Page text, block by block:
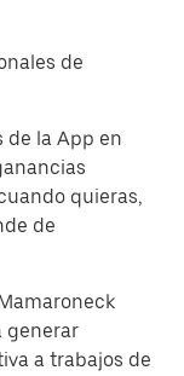
de
de la App en
quieras,
de
generar
a trabajos de